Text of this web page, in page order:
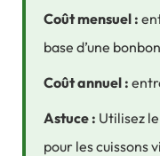
Coût mensuel :
base d’une
Coût annuel :
Astuce : Utilisez
pour les cuissons